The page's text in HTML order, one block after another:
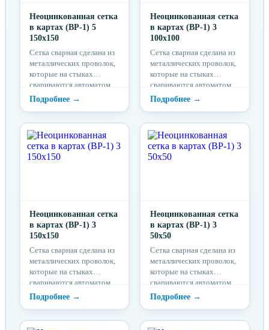
Неоцинкованная сетка
в картах (ВР-1) 5
150x150
Сетка сварная сделана из
металлических проволок,
которые на стыках
свариваются автоматом
точечной сварки.
Неоцинкованная сетка
в картах (ВР-1) 3
100x100
Сетка сварная сделана из
металлических проволок,
которые на стыках
свариваются автоматом
точечной сварки.
Неоцинкованная сетка
в картах (ВР-1) 3
150x150
Сетка сварная сделана из
металлических проволок,
которые на стыках
свариваются автоматом
точечной сварки.
Неоцинкованная сетка
в картах (ВР-1) 3
50x50
Сетка сварная сделана из
металлических проволок,
которые на стыках
свариваются автоматом
точечной сварки.